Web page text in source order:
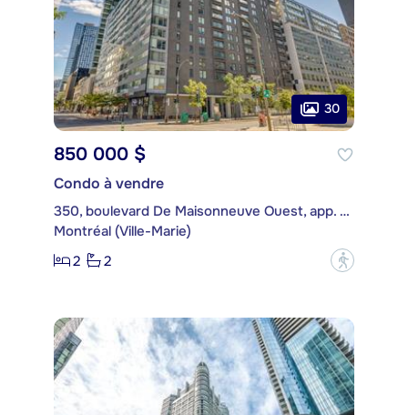
30
850 000 $
Condo à vendre
350, boulevard De Maisonneuve Ouest, app. 1607
Montréal (Ville-Marie)
2
2 ?